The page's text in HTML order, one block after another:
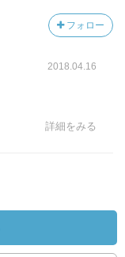
フォロー
2018.04.16
詳細をみる